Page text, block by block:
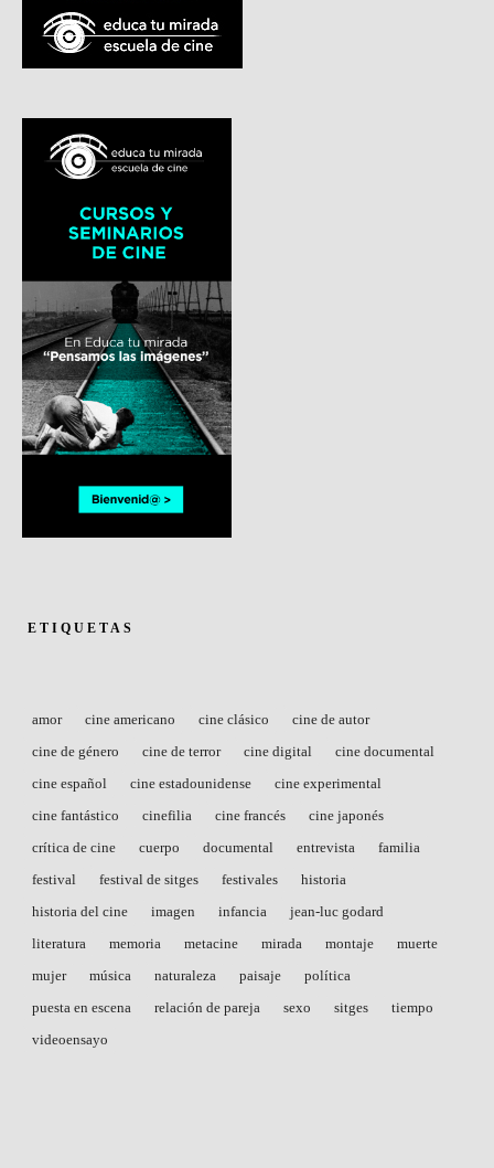
ETIQUETAS
amor cine americano cine clásico
cine de autor
cine de género
cine de terror cine digital
cine documental
cine español
cine estadounidense
cine experimental
cine fantástico
cinefilia cine francés
cine japonés
crítica de cine
cuerpo documental entrevista
familia
festival
festival de sitges festivales
historia
historia del cine
imagen infancia
jean-luc godard
literatura
memoria metacine mirada montaje
muerte
mujer
música naturaleza paisaje
política
puesta en escena
relación de pareja sexo sitges
tiempo
videoensayo